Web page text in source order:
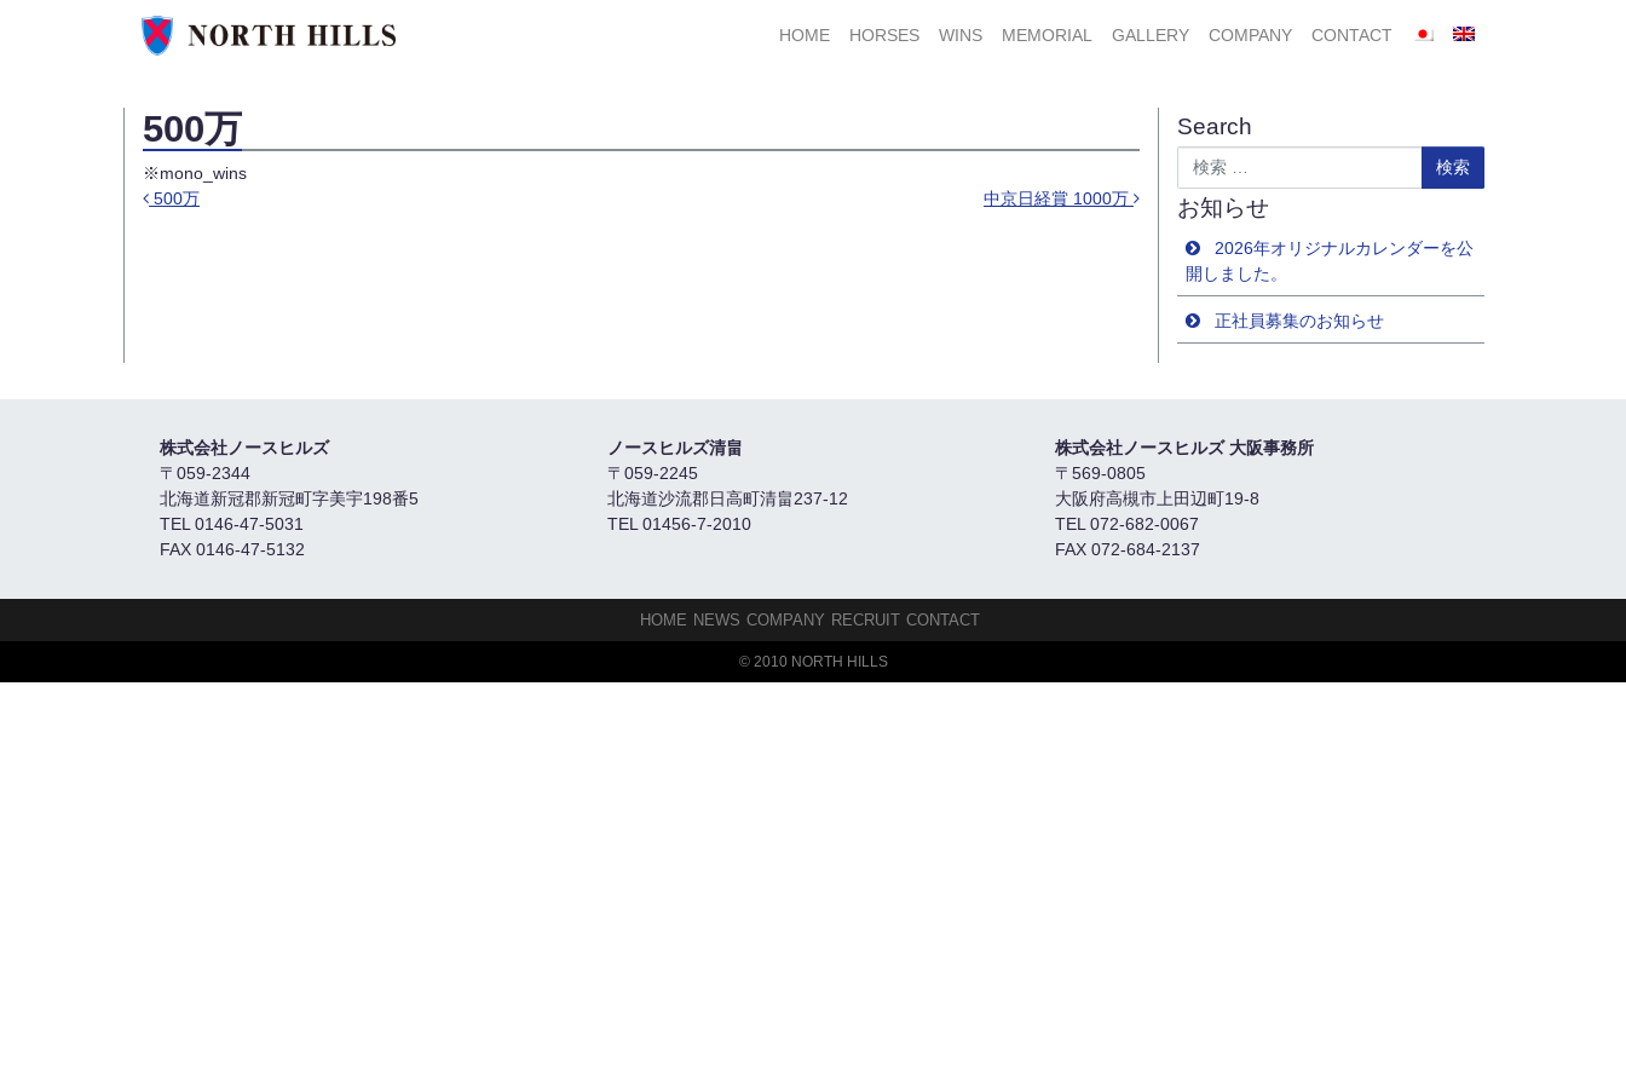
HOME
HORSES WINS MEMORIAL GALLERY COMPANY CONTACT
500万
※mono_wins
500万 中京日経賞 1000万
Search
検索
お知らせ
2026年オリジナルカレンダーを公
開しました。
正社員募集のお知らせ
株式会社ノースヒルズ
〒059-2344
北海道新冠郡新冠町字美宇198番5
TEL 0146-47-5031
FAX 0146-47-5132
ノースヒルズ清畠
〒059-2245
北海道沙流郡日高町清畠237-12
TEL 01456-7-2010
株式会社ノースヒルズ 大阪事務所
〒569-0805
大阪府高槻市上田辺町19-8
TEL 072-682-0067
FAX 072-684-2137
HOME NEWS COMPANY RECRUIT CONTACT
© 2010 NORTH HILLS